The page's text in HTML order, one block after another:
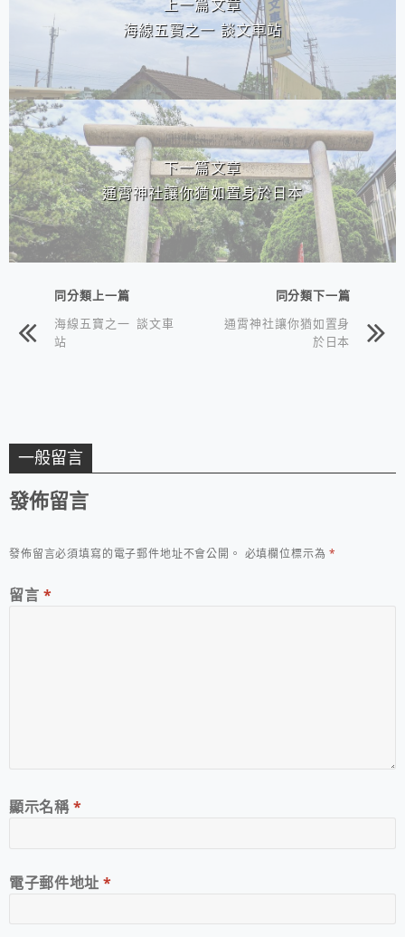
上一篇文章
海線五寶之一 談文車站
下一篇文章
通霄神社讓你猶如置身於日本
同分類上一篇
海線五寶之一 談文車
站
同分類下一篇
通霄神社讓你猶如置身
於日本
一般留言
發佈留言
發佈留言必須填寫的電子郵件地址不會公開。 必填欄位標示為*
留言 *
顯示名稱*
電子郵件地址*